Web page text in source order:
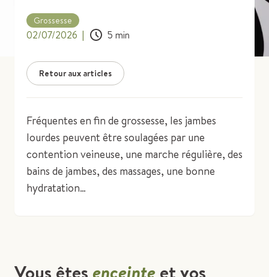
Grossesse
02/07/2026 | 5 min
Retour aux articles
Fréquentes en fin de grossesse, les jambes
lourdes peuvent être soulagées par une
contention veineuse, une marche régulière, des
bains de jambes, des massages, une bonne
hydratation…